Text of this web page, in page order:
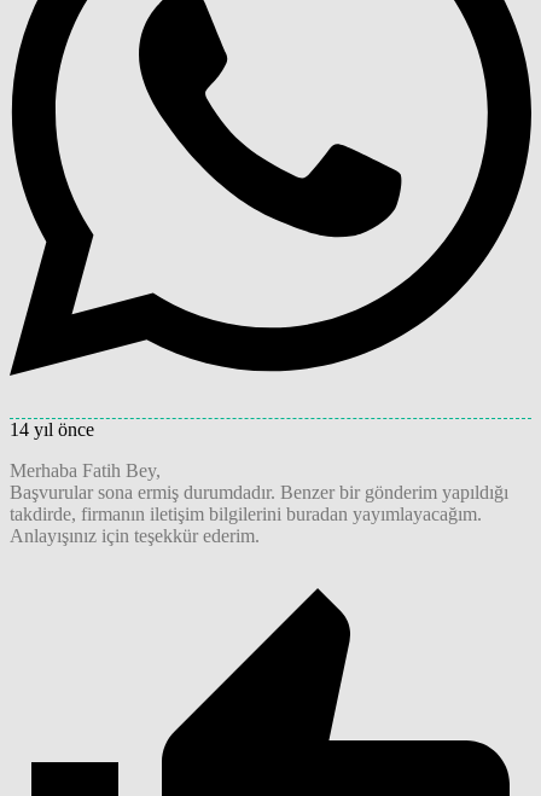
14 yıl önce
Merhaba Fatih Bey,
Başvurular sona ermiş durumdadır. Benzer bir gönderim yapıldığı
takdirde, firmanın iletişim bilgilerini buradan yayımlayacağım.
Anlayışınız için teşekkür ederim.